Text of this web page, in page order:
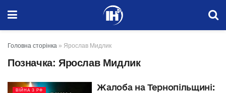
Головна сторінка » Ярослав Мидлик
Позначка: Ярослав Мидлик
ВІЙНА З РФ
Жалоба на Тернопільщині: